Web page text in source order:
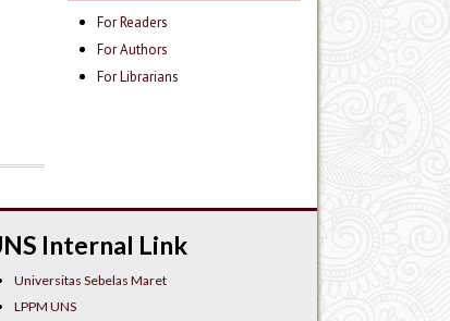
For Readers
For Authors
For Librarians
Internal Link
Universitas Sebelas Maret
LPPM UNS